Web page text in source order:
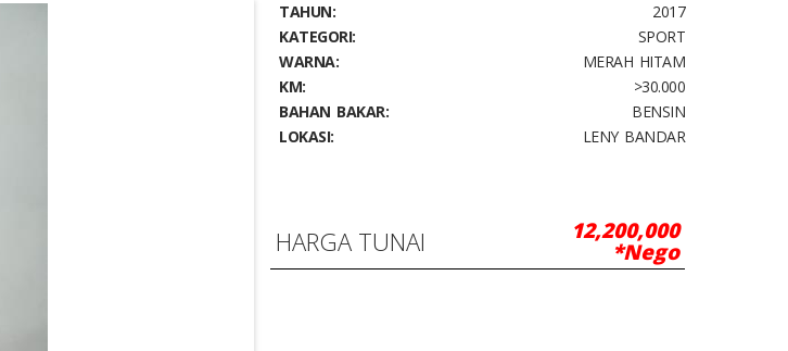
TAHUN:
2017
KATEGORI:
SPORT
WARNA:
MERAH HITAM
KM:
>30.000
BAHAN BAKAR:
BENSIN
LOKASI:
LENY BANDAR
HARGA TUNAI 12,200,000
*Nego